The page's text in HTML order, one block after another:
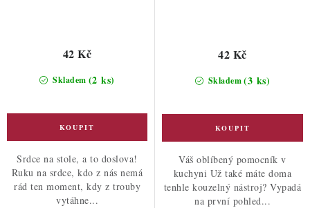
Skladem (2 ks)
42 Kč
Srdce na stole, a to doslova!
Ruku na srdce, kdo z nás nemá
rád ten moment, kdy z trouby
vytáhne...
Skladem(3 ks)
42 Kč
Váš oblíbený pomocník v
kuchyni Už také máte doma
tenhle kouzelný nástroj? Vypadá
na první pohled...